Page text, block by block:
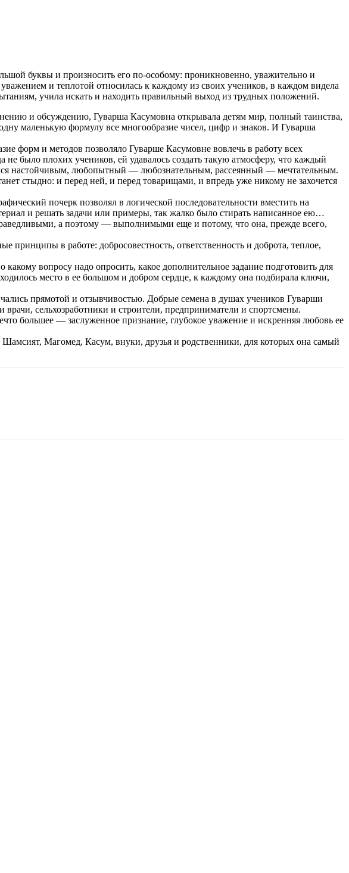
буквы и произносить его по-особому: проникновенно, уважительно и
и теплотой относилась к каждому из своих учеников, в каждом видела
учила искать и находить правильный выход из трудных положений.
и обсуждению, Гуварша Касумовна открывала детям мир, полный таинства,
маленькую формулу все многообразие чисел, цифр и знаков. И Гуварша
форм и методов позволяло Гуварше Касумовне вовлечь в работу всех
было плохих учеников, ей удавалось создать такую атмосферу, что каждый
настойчивым, любопытный — любознательным, рассеянный — мечтательным.
стыдно: и перед ней, и перед товарищами, и впредь уже никому не захочется
почерк позволял в логической последовательности вместить на
и решать задачи или примеры, так жалко было стирать написанное ею…
а поэтому — выполнимыми еще и потому, что она, прежде всего,
принципы в работе: добросовестность, ответственность и доброта, теплое,
вопросу надо опросить, какое дополнительное задание подготовить для
место в ее большом и добром сердце, к каждому она подбирала ключи,
прямотой и отзывчивостью. Добрые семена в душах учеников Гуварши
сельхозработники и строители, предприниматели и спортсмены.
большее — заслуженное признание, глубокое уважение и искренняя любовь ее
Магомед, Касум, внуки, друзья и родственники, для которых она самый